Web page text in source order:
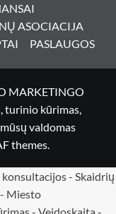
ASOCIACIJA
PASLAUGOS
MARKETINGO
turinio kūrimas,
valdomas
themes.
konsultacijos- Skaidrių
- Miesto